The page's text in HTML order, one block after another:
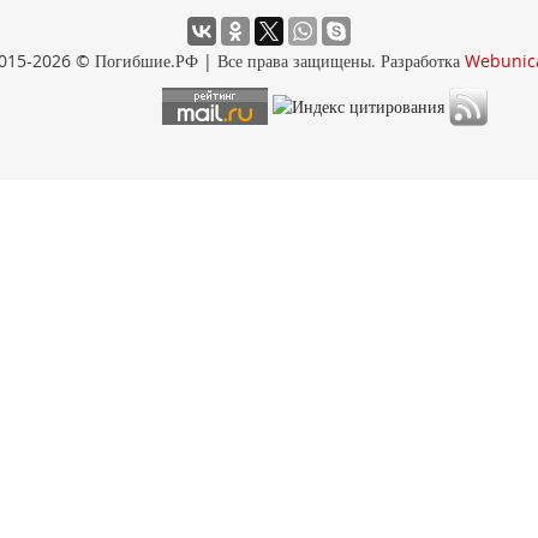
2026 © Погибшие.РФ | Все права защищены. Разработка